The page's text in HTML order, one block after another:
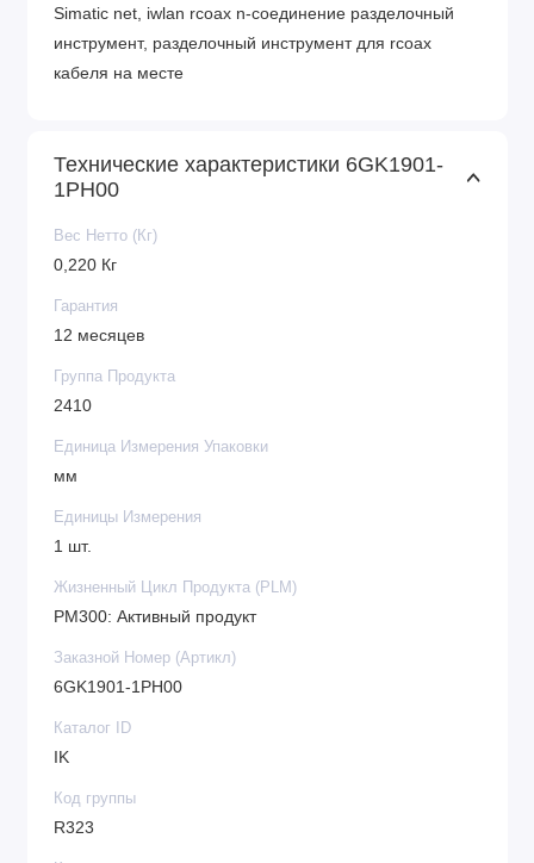
Simatic net, iwlan rcoax n-соединение разделочный
инструмент, разделочный инструмент для rcoax
кабеля на месте
Технические характеристики 6GK1901-
1PH00
Вес Нетто (Кг)
0,220 Кг
Гарантия
12 месяцев
Группа Продукта
2410
Единица Измерения Упаковки
мм
Единицы Измерения
1 шт.
Жизненный Цикл Продукта (PLM)
PM300: Активный продукт
Заказной Номер (Артикл)
6GK1901-1PH00
Каталог ID
IK
Код группы
R323